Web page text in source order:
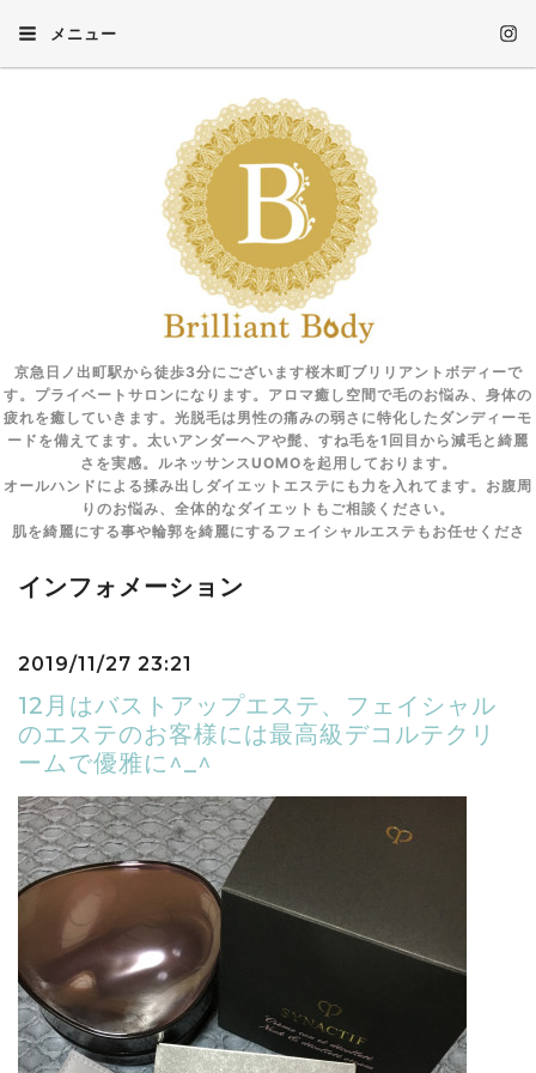
メニュー
京急日ノ出町駅から徒歩3分にございます桜木町ブリリアントボディーで
す。プライベートサロンになります。アロマ癒し空間で毛のお悩み、身体の
疲れを癒していきます。光脱毛は男性の痛みの弱さに特化したダンディーモ
ードを備えてます。太いアンダーヘアや髭、すね毛を1回目から減毛と綺麗
さを実感。ルネッサンスUOMOを起用しております。
オールハンドによる揉み出しダイエットエステにも力を入れてます。お腹周
りのお悩み、全体的なダイエットもご相談ください。
肌を綺麗にする事や輪郭を綺麗にするフェイシャルエステもお任せくださ
インフォメーション
2019/11/27 23:21
12月はバストアップエステ、フェイシャル
のエステのお客様には最高級デコルテクリ
ームで優雅に^_^